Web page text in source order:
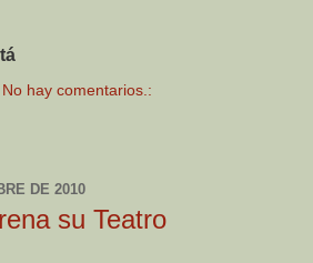
No hay comentarios.:
DE 2010
su Teatro